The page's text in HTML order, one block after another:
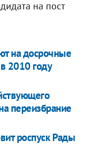
на пост
на досрочные
2010 году
переизбрание
роспуск Рады